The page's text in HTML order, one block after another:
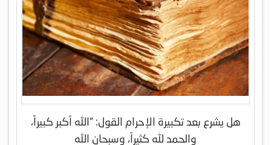
هل يشرع بعد تكبيرة الإحرام القول: “الله أكبر كبيراً،
والحمد لله كثيراً، وسبحان الله